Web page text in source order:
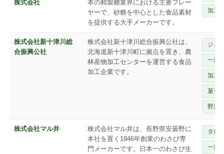
株式会社
本の精製糖業界における主要プレー
ヤーで、砂糖を中心とした食品素材
を提供する大手メーカーです。
加工
株式会社新十津川総
合振興公社
株式会社新十津川総合振興公社は、
北海道新十津川町に拠点を置き、農
林産物加工センターを運営する食品
加工企業です。
ジュ
一次
加工
菓子
野菜
株式会社マル井
株式会社マル井は、長野県安曇野に
本社を置く1946年創業のわさび専
門メーカーです。日本一のわさび生
タレ
一次